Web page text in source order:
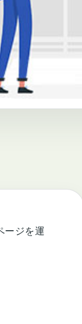
ージを運